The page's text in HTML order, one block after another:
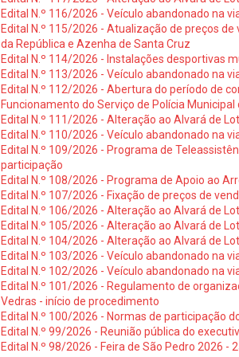
Edital N.º 116/2026 - Veículo abandonado na
Edital N.º 115/2026 - Atualização de preços
da República e Azenha de Santa Cruz
Edital N.º 114/2026 - Instalações desportivas
Edital N.º 113/2026 - Veículo abandonado na
Edital N.º 112/2026 - Abertura do período de
Funcionamento do Serviço de Polícia Municipal
Edital N.º 111/2026 - Alteração ao Alvará de
Edital N.º 110/2026 - Veículo abandonado na
Edital N.º 109/2026 - Programa de
participação
Edital N.º 108/2026 - Programa de Apoio ao
Edital N.º 107/2026 - Fixação de preços de
Edital N.º 106/2026 - Alteração ao Alvará de
Edital N.º 105/2026 - Alteração ao Alvará de
Edital N.º 104/2026 - Alteração ao Alvará de
Edital N.º 103/2026 - Veículo abandonado na
Edital N.º 102/2026 - Veículo abandonado na
Edital N.º 101/2026 - Regulamento de
Vedras - início de procedimento
Edital N.º 100/2026 - Normas de participação
Edital N.º 99/2026 - Reunião pública do
Edital N.º 98/2026 - Feira de São Pedro 2026